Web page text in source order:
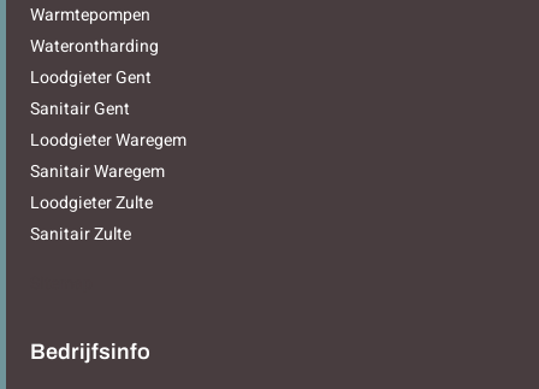
Warmtepompen
Waterontharding
Loodgieter Gent
Sanitair Gent
Loodgieter Waregem
Sanitair Waregem
Loodgieter Zulte
Sanitair Zulte
Bedrijfsinfo